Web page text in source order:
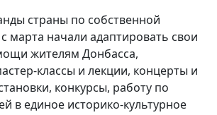
страны по собственной
марта начали адаптировать свои
жителям Донбасса,
классы и лекции, концерты и
конкурсы, работу по
в единое историко-культурное